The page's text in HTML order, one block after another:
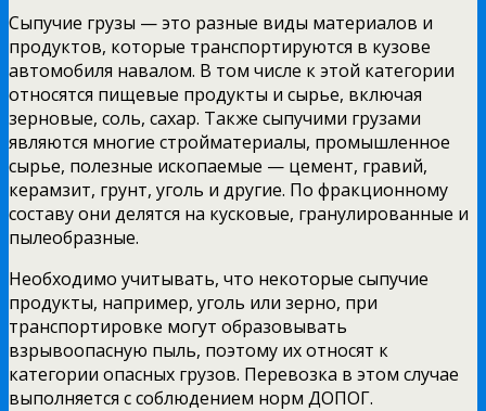
Сыпучие грузы — это разные виды материалов и
продуктов, которые транспортируются в кузове
автомобиля навалом. В том числе к этой категории
относятся пищевые продукты и сырье, включая
зерновые, соль, сахар. Также сыпучими грузами
являются многие стройматериалы, промышленное
сырье, полезные ископаемые — цемент, гравий,
керамзит, грунт, уголь и другие. По фракционному
составу они делятся на кусковые, гранулированные и
пылеобразные.
Необходимо учитывать, что некоторые сыпучие
продукты, например, уголь или зерно, при
транспортировке могут образовывать
взрывоопасную пыль, поэтому их относят к
категории опасных грузов. Перевозка в этом случае
выполняется с соблюдением норм ДОПОГ.